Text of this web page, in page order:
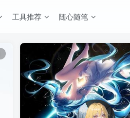
工具推荐 随心随笔